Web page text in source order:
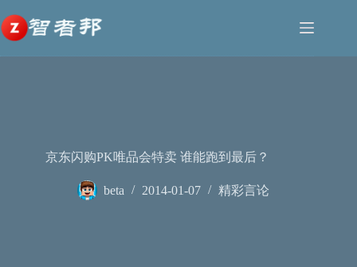
至
内
容
京东闪购PK唯品会特卖 谁能跑到最后？
beta 2014-01-07 精彩言论